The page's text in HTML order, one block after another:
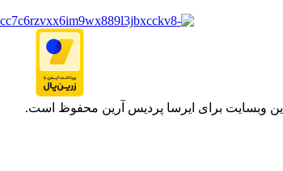
وبسایت برای ایرسا پردیس آرین محفوظ است.